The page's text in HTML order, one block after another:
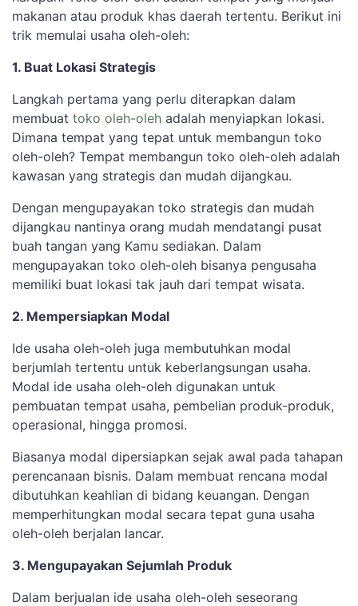
makanan atau produk khas daerah tertentu. Berikut ini
trik memulai usaha oleh-oleh:
1. Buat Lokasi Strategis
Langkah pertama yang perlu diterapkan dalam
membuat toko oleh-oleh adalah menyiapkan lokasi.
Dimana tempat yang tepat untuk membangun toko
oleh-oleh? Tempat membangun toko oleh-oleh adalah
kawasan yang strategis dan mudah dijangkau.
Dengan mengupayakan toko strategis dan mudah
dijangkau nantinya orang mudah mendatangi pusat
buah tangan yang Kamu sediakan. Dalam
mengupayakan toko oleh-oleh bisanya pengusaha
memiliki buat lokasi tak jauh dari tempat wisata.
2. Mempersiapkan Modal
Ide usaha oleh-oleh juga membutuhkan modal
berjumlah tertentu untuk keberlangsungan usaha.
Modal ide usaha oleh-oleh digunakan untuk
pembuatan tempat usaha, pembelian produk-produk,
operasional, hingga promosi.
Biasanya modal dipersiapkan sejak awal pada tahapan
perencanaan bisnis. Dalam membuat rencana modal
dibutuhkan keahlian di bidang keuangan. Dengan
memperhitungkan modal secara tepat guna usaha
oleh-oleh berjalan lancar.
3. Mengupayakan Sejumlah Produk
Dalam berjualan ide usaha oleh-oleh seseorang